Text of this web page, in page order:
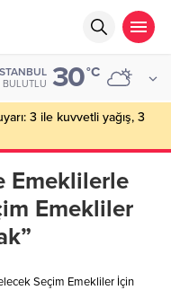
BULUTLU 30°C
3 ile kuvvetli yağış, 3
Emeklilerle
Emekliler
Seçim Emekliler İçin